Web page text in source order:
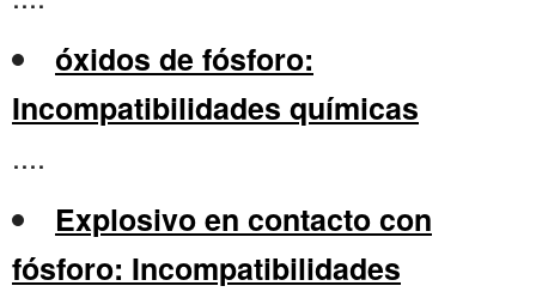
óxidos de fósforo:
Incompatibilidades químicas
....
Explosivo en contacto con
fósforo: Incompatibilidades